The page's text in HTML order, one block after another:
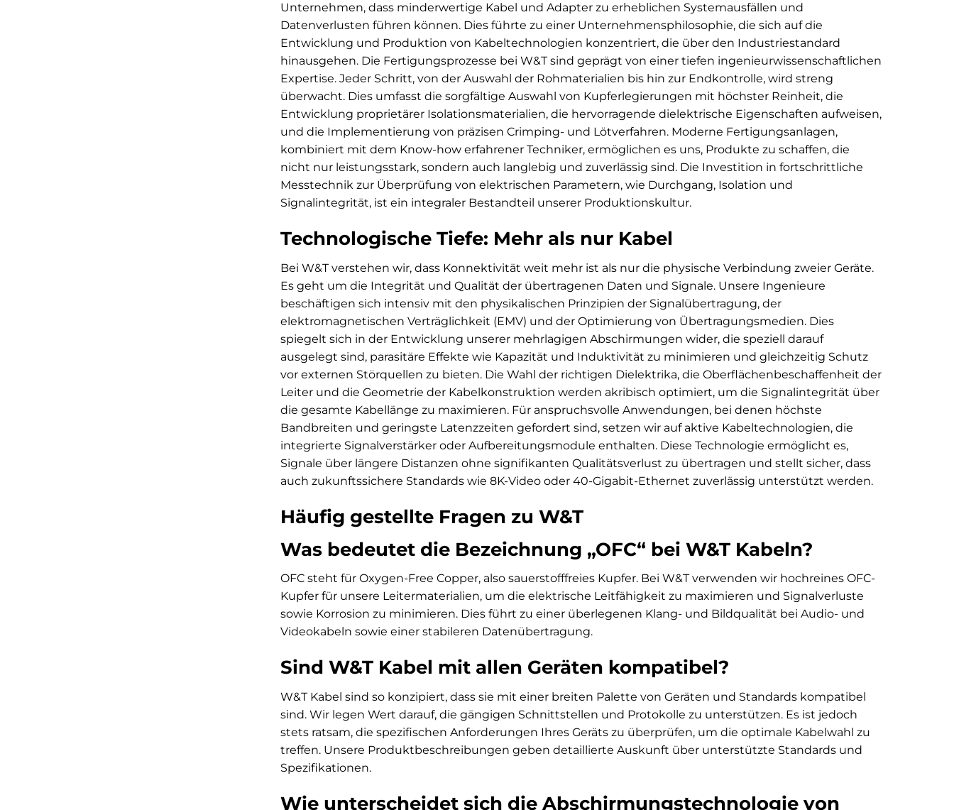
Unternehmen, dass minderwertige Kabel und Adapter zu erheblichen Systemausfällen und
Datenverlusten führen können. Dies führte zu einer Unternehmensphilosophie, die sich auf die
Entwicklung und Produktion von Kabeltechnologien konzentriert, die über den Industriestandard
hinausgehen. Die Fertigungsprozesse bei W&T sind geprägt von einer tiefen ingenieurwissenschaftlichen
Expertise. Jeder Schritt, von der Auswahl der Rohmaterialien bis hin zur Endkontrolle, wird streng
überwacht. Dies umfasst die sorgfältige Auswahl von Kupferlegierungen mit höchster Reinheit, die
Entwicklung proprietärer Isolationsmaterialien, die hervorragende dielektrische Eigenschaften aufweisen,
und die Implementierung von präzisen Crimping- und Lötverfahren. Moderne Fertigungsanlagen,
kombiniert mit dem Know-how erfahrener Techniker, ermöglichen es uns, Produkte zu schaffen, die
nicht nur leistungsstark, sondern auch langlebig und zuverlässig sind. Die Investition in fortschrittliche
Messtechnik zur Überprüfung von elektrischen Parametern, wie Durchgang, Isolation und
Signalintegrität, ist ein integraler Bestandteil unserer Produktionskultur.
Technologische Tiefe: Mehr als nur Kabel
Bei W&T verstehen wir, dass Konnektivität weit mehr ist als nur die physische Verbindung zweier Geräte.
Es geht um die Integrität und Qualität der übertragenen Daten und Signale. Unsere Ingenieure
beschäftigen sich intensiv mit den physikalischen Prinzipien der Signalübertragung, der
elektromagnetischen Verträglichkeit (EMV) und der Optimierung von Übertragungsmedien. Dies
spiegelt sich in der Entwicklung unserer mehrlagigen Abschirmungen wider, die speziell darauf
ausgelegt sind, parasitäre Effekte wie Kapazität und Induktivität zu minimieren und gleichzeitig Schutz
vor externen Störquellen zu bieten. Die Wahl der richtigen Dielektrika, die Oberflächenbeschaffenheit der
Leiter und die Geometrie der Kabelkonstruktion werden akribisch optimiert, um die Signalintegrität über
die gesamte Kabellänge zu maximieren. Für anspruchsvolle Anwendungen, bei denen höchste
Bandbreiten und geringste Latenzzeiten gefordert sind, setzen wir auf aktive Kabeltechnologien, die
integrierte Signalverstärker oder Aufbereitungsmodule enthalten. Diese Technologie ermöglicht es,
Signale über längere Distanzen ohne signifikanten Qualitätsverlust zu übertragen und stellt sicher, dass
auch zukunftssichere Standards wie 8K-Video oder 40-Gigabit-Ethernet zuverlässig unterstützt werden.
Häufig gestellte Fragen zu W&T
Was bedeutet die Bezeichnung „OFC“ bei W&T Kabeln?
OFC steht für Oxygen-Free Copper, also sauerstofffreies Kupfer. Bei W&T verwenden wir hochreines OFC-
Kupfer für unsere Leitermaterialien, um die elektrische Leitfähigkeit zu maximieren und Signalverluste
sowie Korrosion zu minimieren. Dies führt zu einer überlegenen Klang- und Bildqualität bei Audio- und
Videokabeln sowie einer stabileren Datenübertragung.
Sind W&T Kabel mit allen Geräten kompatibel?
W&T Kabel sind so konzipiert, dass sie mit einer breiten Palette von Geräten und Standards kompatibel
sind. Wir legen Wert darauf, die gängigen Schnittstellen und Protokolle zu unterstützen. Es ist jedoch
stets ratsam, die spezifischen Anforderungen Ihres Geräts zu überprüfen, um die optimale Kabelwahl zu
treffen. Unsere Produktbeschreibungen geben detaillierte Auskunft über unterstützte Standards und
Spezifikationen.
Wie unterscheidet sich die Abschirmungstechnologie von